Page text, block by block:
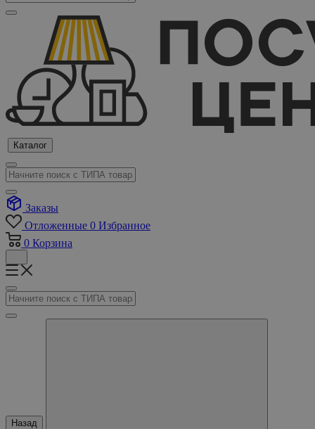
Каталог
Заказы
Отложенные 0 Избранное
0 Корзина
Назад